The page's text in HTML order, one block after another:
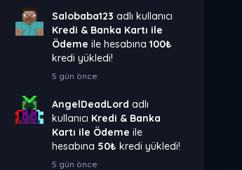
Salobaba123 adlı kullanıcı
Kredi & Banka Kartı ile
Ödeme ile hesabına100₺
kredi yükledi!
5 gün önce
AngelDeadLord adlı
kullanıcı Kredi & Banka
Kartı ile Ödeme ile
hesabına 50₺ kredi yükledi!
5 gün önce